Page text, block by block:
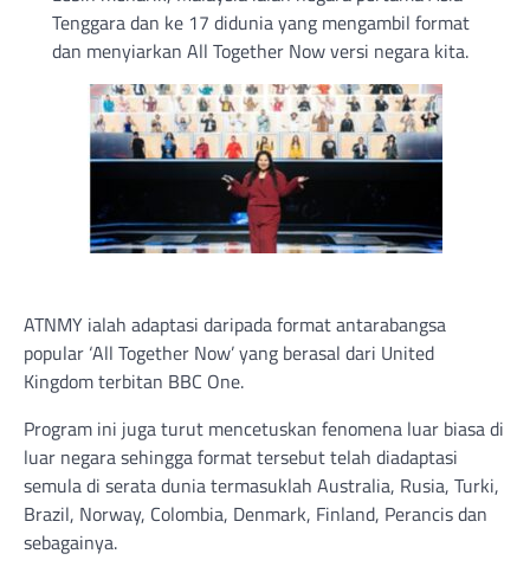
Tenggara dan ke 17 didunia yang mengambil format
dan menyiarkan All Together Now versi negara kita.
ATNMY ialah adaptasi daripada format antarabangsa
popular ‘All Together Now’ yang berasal dari United
Kingdom terbitan BBC One.
Program ini juga turut mencetuskan fenomena luar biasa di
luar negara sehingga format tersebut telah diadaptasi
semula di serata dunia termasuklah Australia, Rusia, Turki,
Brazil, Norway, Colombia, Denmark, Finland, Perancis dan
sebagainya.